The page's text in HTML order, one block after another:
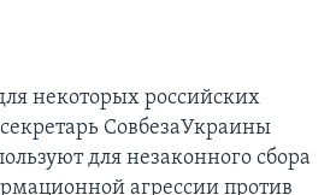
некоторых российских
СовбезаУкраины
для незаконного сбора
агрессии против